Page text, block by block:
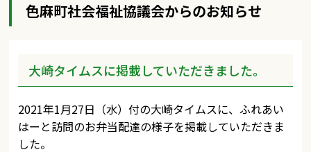
色麻町社会福祉協議会からのお知らせ
大崎タイムスに掲載していただきました。
2021年1月27日（水）付の大崎タイムスに、ふれあい
はーと訪問のお弁当配達の様子を掲載していただきま
した。